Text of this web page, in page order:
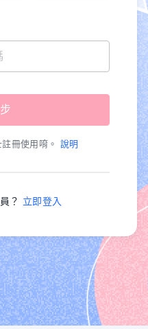
冊使用唷。 說明
？ 立即登入